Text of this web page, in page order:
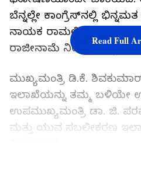
ಬೆನ್ನಲ್ಲೇ ಕಾಂಗ್ರೆಸ್‌ನಲ್ಲಿ
ನಾಯಕ ರಾಮಲಿಂಗಾರೆಡ್ಡಿ
ರಾಜೀನಾಮೆ ನೀಡುವ ಎಚ್ಚರಿಕೆ
ಮುಖ್ಯಮಂತ್ರಿ ಡಿ.ಕೆ.
ಇಲಾಖೆಯನ್ನು ತಮ್ಮ ಬಳಿಯೇ
ಉಪಮುಖ್ಯಮಂತ್ರಿ ಡಾ. ಜಿ.
ಮತ್ತು ಯುವ ಸಬಲೀಕರಣ
Read Full